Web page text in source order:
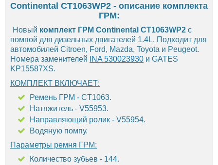
Continental CT1063WP2 - описание комплекта
ГРМ:
Новый комплект ГРМ Continental CT1063WP2 с
помпой для дизельных двигателей 1.4L. Подходит для
автомобилей Citroen, Ford, Mazda, Toyota и Peugeot.
Номера заменителей
INA 530023930 и GATES
KP15587XS.
КОМПЛЕКТ ВКЛЮЧАЕТ:
Ремень ГРМ - CT1063.
Натяжитель - V55953.
Направляющий ролик - V55954.
Водяную помпу.
Параметры ремня ГРМ:
Количество зубьев - 144.